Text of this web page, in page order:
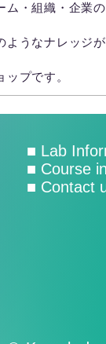
ム・組織・企業
ようなナレッジ
プです。
■ Lab
■ Course
■ Contact